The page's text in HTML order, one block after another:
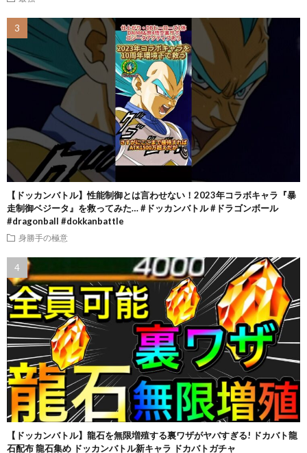
【ドッカンバトル】性能制御とは言わせない！2023年コラボキャラ『暴
走制御ベジータ』を救ってみた… #ドッカンバトル #ドラゴンボール
#dragonball #dokkanbattle
身勝手の極意
【ドッカンバトル】龍石を無限増殖する裏ワザがヤバすぎる! ドカバト龍
石配布 龍石集め ドッカンバトル新キャラ ドカバトガチャ